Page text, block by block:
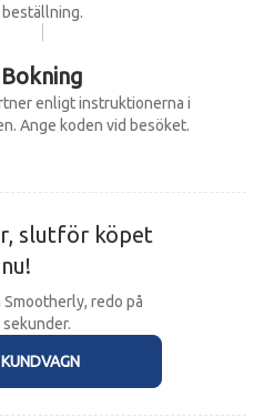
beställning.
Bokning
enligt instruktionerna i
Ange koden vid besöket.
slutför köpet
nu!
redo på
sekunder.